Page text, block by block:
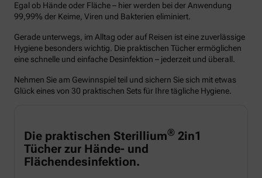
Egal ob Hände oder Fläche – hier werden bei der Anwendung
99,99% der Keime, Viren und Bakterien eliminiert.
Gerade unterwegs, im Alltag oder auf Reisen ist eine zuverlässige
Hygiene besonders wichtig. Die praktischen Tücher ermöglichen
eine schnelle und einfache Desinfektion – jederzeit und überall.
Nehmen Sie am Gewinnspiel teil und sichern Sie sich mit etwas
Glück eines von 30 praktischen Sets für Ihre tägliche Hygiene.
Die praktischen Sterillium® 2in1
Tücher zur Hände- und
Flächendesinfektion.